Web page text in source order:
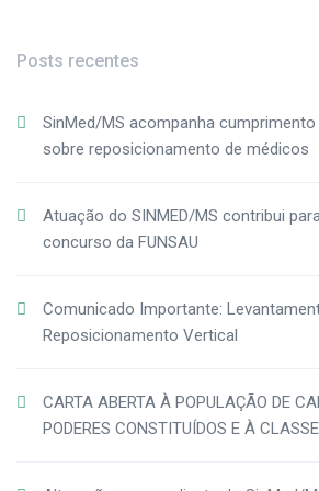
Posts recentes
SinMed/MS acompanha
sobre reposicionamento de médicos
Atuação do SINMED/MS contribui
concurso da FUNSAU
Comunicado Importante:
Reposicionamento Vertical
CARTA ABERTA À POPULAÇÃO DE
PODERES CONSTITUÍDOS E À